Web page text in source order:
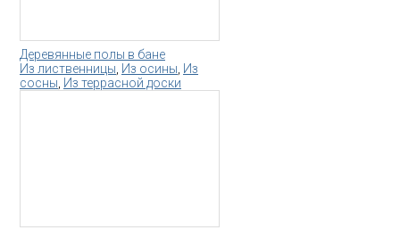
Деревянные полы в бане
Из лиственницы, Из осины, Из
сосны, Из террасной доски